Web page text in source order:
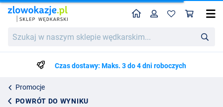
w
wędkarskim...
HomeProfil
Czas dostawy: Maks. 3 do 4 dni roboczych
Promocje
POWRÓT DO WYNIKU